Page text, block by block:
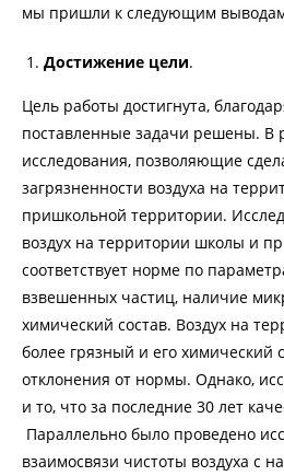
мы пришли к следующим
Достижение цели.
Цель работы достигнута,
поставленные задачи решены. В
исследования, позволяющие
загрязненности воздуха на
пришкольной территории.
воздух на территории школы и
соответствует норме по
взвешенных частиц, наличие
химический состав. Воздух на
более грязный и его химический
отклонения от нормы. Однако,
и то, что за последние 30 лет
Параллельно было проведено
взаимосвязи чистоты воздуха с